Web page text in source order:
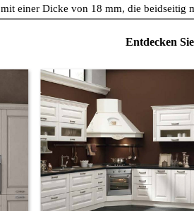
einer Dicke von 18 mm, die beidseitig
Entdecken